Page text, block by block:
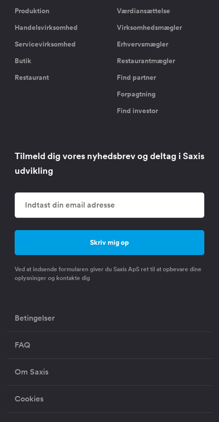
Produktion
Handelsvirksomhed
Servicevirksomhed
Butik
Restaurant
Værdiansættelse
Virksomhedsmægler
Erhvervsmægler
Restaurantmægler
Find partner
Forpagtning
Find investor
Tilmeld dig vores nyhedsbrev og deltag i Saxis
udvikling
Ved at indsende formularen giver du Saxis ApS ret til at opbevare dine
oplysninger og kontakte dig
Betingelser
FAQ
Om Saxis
Cookies